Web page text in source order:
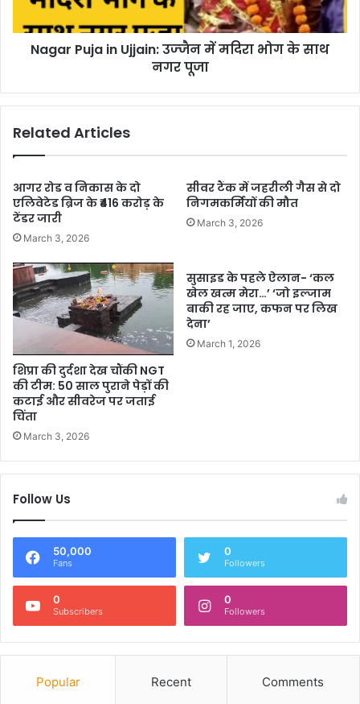
Nagar Puja in Ujjain: उज्‍जैन में मदिरा भोग के साथ
नगर पूजा
Related Articles
आगर रोड व निकास के दो
एलिवेटेड ब्रिज के ₹416 करोड़ के
टेंडर जारी
March 3, 2026
सीवर टैंक में जहरीली गैस से दो
निगमकर्मियों की मौत
March 3, 2026
शिप्रा की दुर्दशा देख चौंकी NGT
की टीम: 50 साल पुराने पेड़ों की
कटाई और सीवरेज पर जताई
चिंता
March 3, 2026
सुसाइड के पहले ऐलान- ‘कल
खेल खत्म मेरा…’ ‘जो इल्जाम
बाकी रह जाए, कफन पर लिख
देना’
March 1, 2026
Follow Us
50,000
Fans
0
Followers
0
Subscribers
0
Followers
Popular Recent Comments